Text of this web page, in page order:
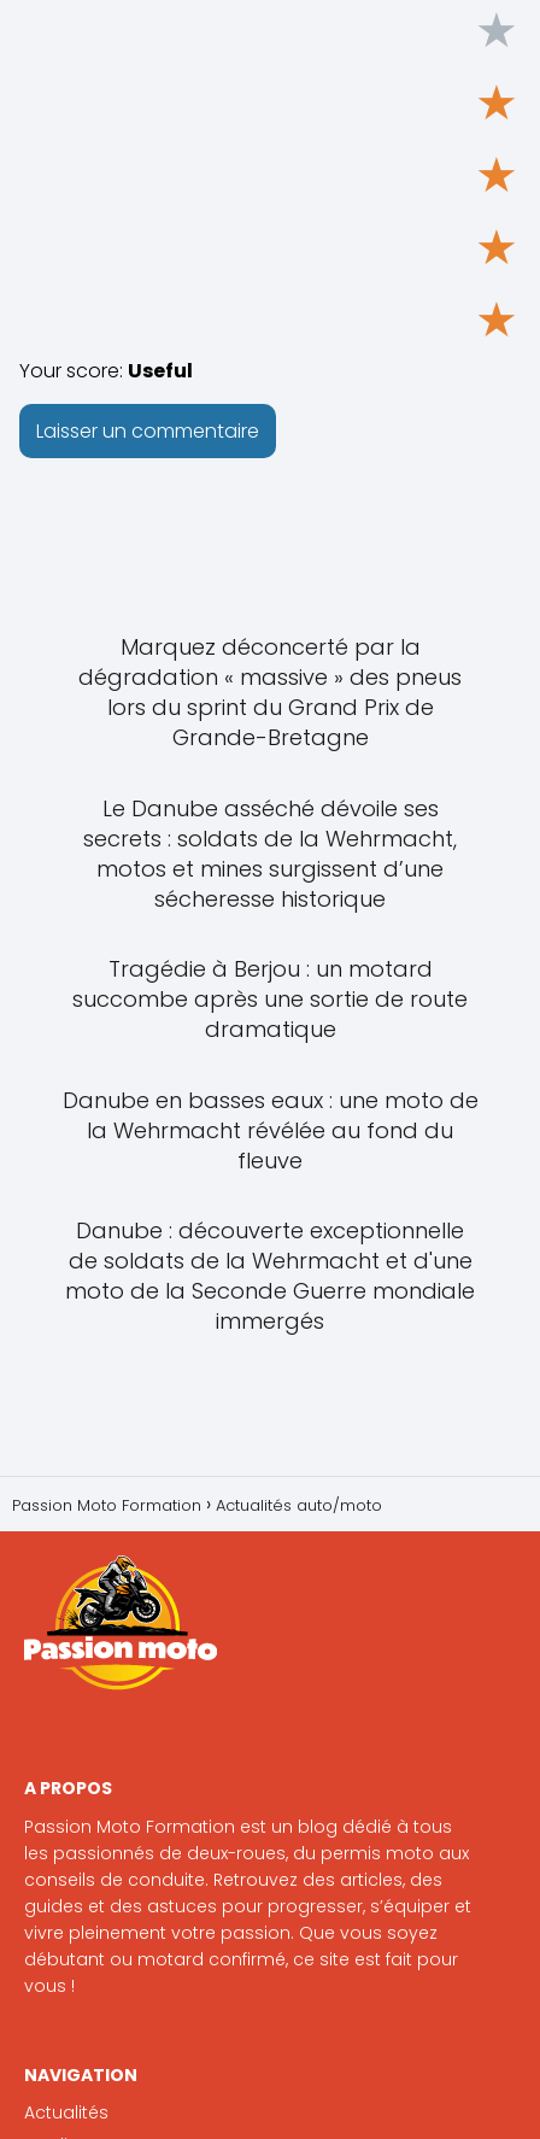
★
★
★
★
★
Your score: Useful
Marquez déconcerté par la
dégradation « massive » des pneus
lors du sprint du Grand Prix de
Grande-Bretagne
Le Danube asséché dévoile ses
secrets : soldats de la Wehrmacht,
motos et mines surgissent d’une
sécheresse historique
Tragédie à Berjou : un motard
succombe après une sortie de route
dramatique
Danube en basses eaux : une moto de
la Wehrmacht révélée au fond du
fleuve
Danube : découverte exceptionnelle
de soldats de la Wehrmacht et d'une
moto de la Seconde Guerre mondiale
immergés
Passion Moto Formation Actualités auto/moto
A PROPOS
Passion Moto Formation est un blog dédié à tous
les passionnés de deux-roues, du permis moto aux
conseils de conduite. Retrouvez des articles, des
guides et des astuces pour progresser, s’équiper et
vivre pleinement votre passion. Que vous soyez
débutant ou motard confirmé, ce site est fait pour
vous !
NAVIGATION
Actualités